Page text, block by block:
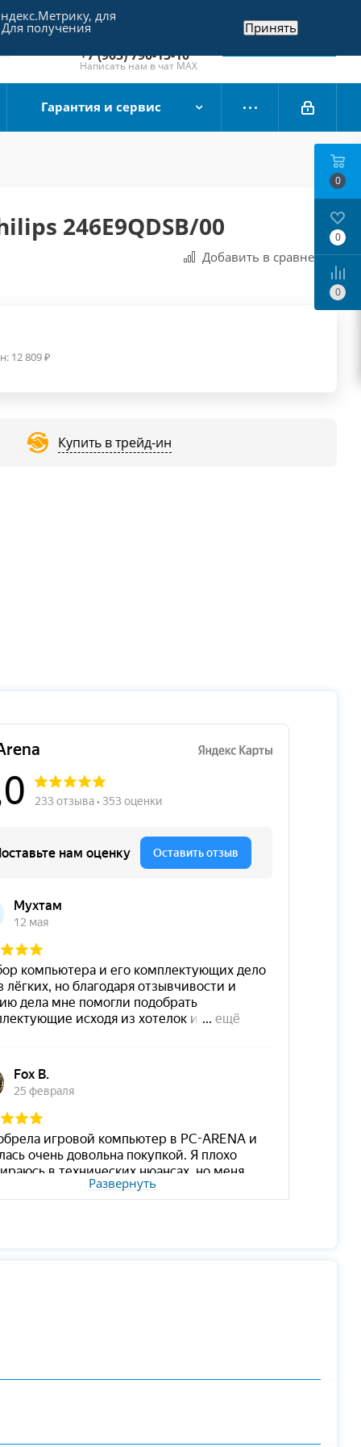
+7 (495) 790-15-10
Отдел продаж
+7 (903) 790-15-10
Написать нам в чат MAX
Заказать звонок
Гарантия и сервис
246E9QDSB/00
Добавить в сравнения
12 809₽
Купить в трейд-ин
Развернуть
0
0
0
для
получения Принять